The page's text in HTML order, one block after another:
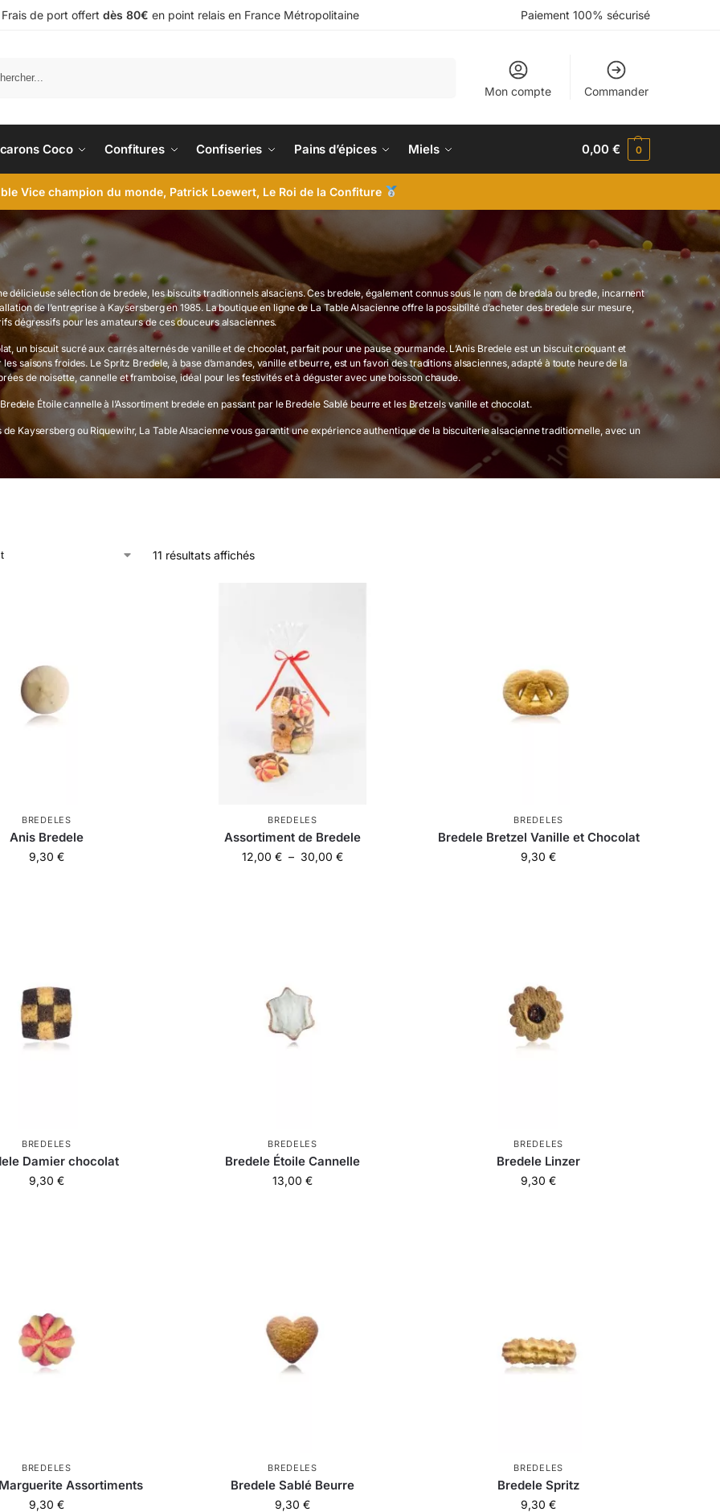
Frais de port offert dès 80€ en point relais en France Métropolitaine Paiement 100% sécurisé
Mon compte Commander
Coco Confitures Confiseries Pains d’épices Miels 0,00€ 0
Vice champion du monde, Patrick Loewert, Le Roi de la Confiture
délicieuse sélection de bredele, les biscuits traditionnels alsaciens. Ces bredele, également connus sous le nom de bredala ou bredle, incarnent
de l’entreprise à Kaysersberg en 1985. La boutique en ligne de La Table Alsacienne offre la possibilité d’acheter des bredele sur mesure,
dégressifs pour les amateurs de ces douceurs alsaciennes.
un biscuit sucré aux carrés alternés de vanille et de chocolat, parfait pour une pause gourmande. L’Anis Bredele est un biscuit croquant et
saisons froides. Le Spritz Bredele, à base d’amandes, vanille et beurre, est un favori des traditions alsaciennes, adapté à toute heure de la
de noisette, cannelle et framboise, idéal pour les festivités et à déguster avec une boisson chaude.
Étoile cannelle à l’Assortiment bredele en passant par le Bredele Sablé beurre et les Bretzels vanille et chocolat.
Kaysersberg ou Riquewihr, La Table Alsacienne vous garantit une expérience authentique de la biscuiterie alsacienne traditionnelle, avec un
11 résultats affichés
BREDELES
Anis Bredele
9,30 €
BREDELES
Assortiment de Bredele
12,00 € – 30,00 €
BREDELES
Bredele Bretzel Vanille et Chocolat
9,30€
BREDELES
Damier chocolat
9,30 €
BREDELES
Bredele Étoile Cannelle
13,00 €
BREDELES
Bredele Linzer
9,30€
BREDELES
Assortiments
9,30 €
BREDELES
Bredele Sablé Beurre
9,30 €
BREDELES
Bredele Spritz
9,30€